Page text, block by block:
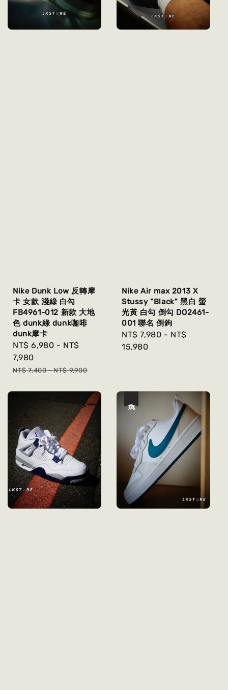
Nike Dunk Low 反轉摩
卡 女款 淺綠 白勾
FB4961-012 新款 大地
色 dunk綠 dunk咖啡
dunk摩卡
Sale
price
NT$ 6,980 - NT$
7,980
Regular
NT$ 7,400-NT$ 9,900
Nike Air max 2013 X
Stussy “Black" 黑白 螢
光黃 白勾 倒勾 DO2461-
001 聯名 倒鉤
Regular
price
NT$ 7,980 - NT$
15,980